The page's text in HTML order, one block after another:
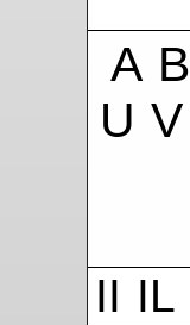
A B
U V
II IL